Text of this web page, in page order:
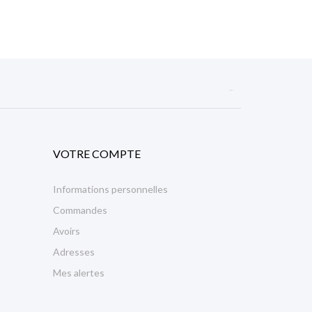

VOTRE COMPTE
Informations personnelles
Commandes
Avoirs
Adresses
Mes alertes